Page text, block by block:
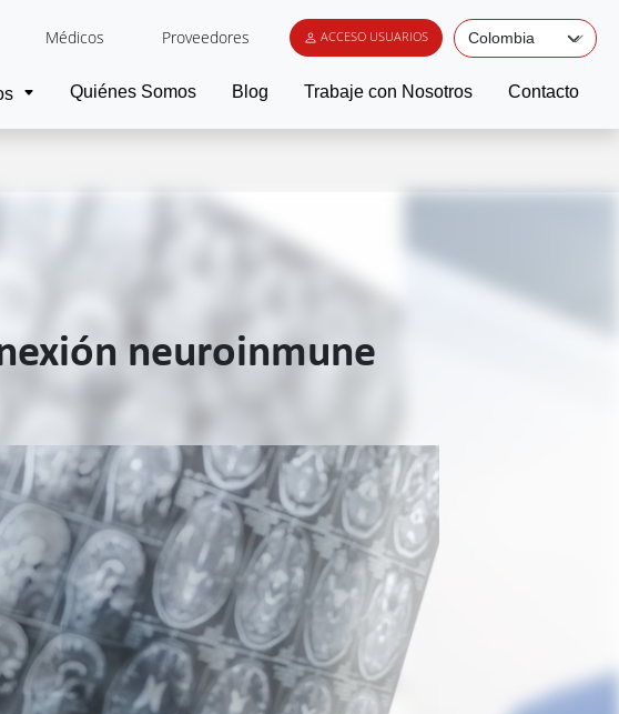
Médicos Proveedores ACCESO USUARIOS
Quiénes Somos Blog Trabaje con Nosotros Contacto
neuroinmune